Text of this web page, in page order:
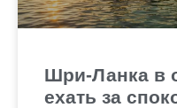
Шри-Ланка в
ехать за